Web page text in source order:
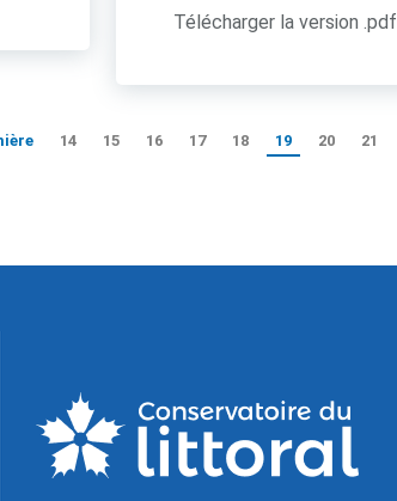
Télécharger la version .pdf
14 15 16 17 18 19 20 21